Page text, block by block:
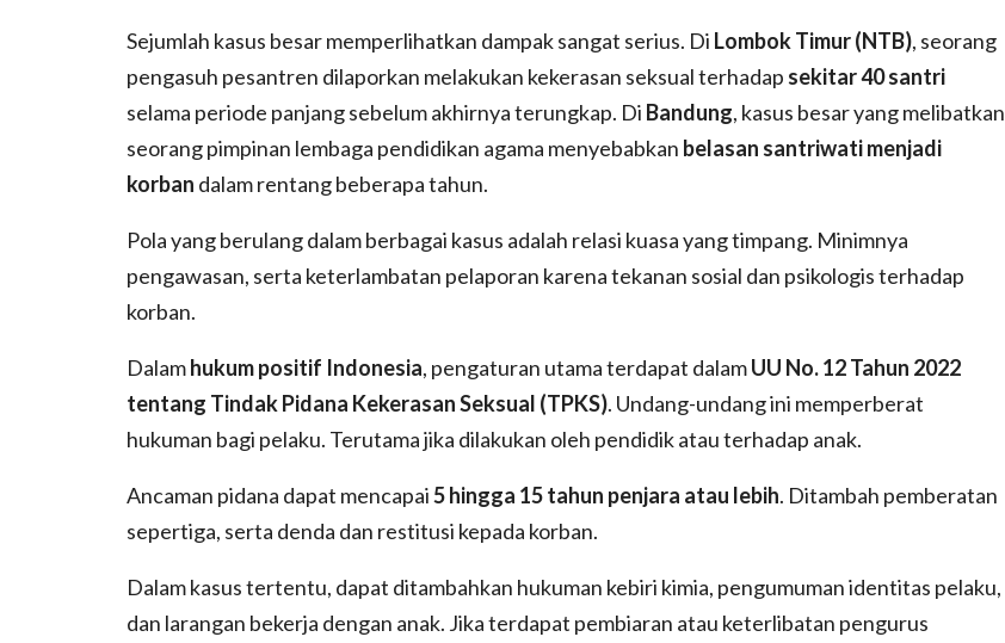
Sejumlah kasus besar memperlihatkan dampak sangat serius. Di Lombok Timur (NTB), seorang
pengasuh pesantren dilaporkan melakukan kekerasan seksual terhadap sekitar 40 santri
selama periode panjang sebelum akhirnya terungkap. Di Bandung, kasus besar yang melibatkan
seorang pimpinan lembaga pendidikan agama menyebabkan belasan santriwati menjadi
korban dalam rentang beberapa tahun.
Pola yang berulang dalam berbagai kasus adalah relasi kuasa yang timpang. Minimnya
pengawasan, serta keterlambatan pelaporan karena tekanan sosial dan psikologis terhadap
korban.
Dalamhukum positif Indonesia, pengaturan utama terdapat dalamUU No. 12 Tahun 2022
tentang Tindak Pidana Kekerasan Seksual (TPKS). Undang-undang ini memperberat
hukuman bagi pelaku. Terutama jika dilakukan oleh pendidik atau terhadap anak.
Ancaman pidana dapat mencapai5 hingga 15 tahun penjara atau lebih. Ditambah pemberatan
sepertiga, serta denda dan restitusi kepada korban.
Dalam kasus tertentu, dapat ditambahkan hukuman kebiri kimia, pengumuman identitas pelaku,
dan larangan bekerja dengan anak. Jika terdapat pembiaran atau keterlibatan pengurus